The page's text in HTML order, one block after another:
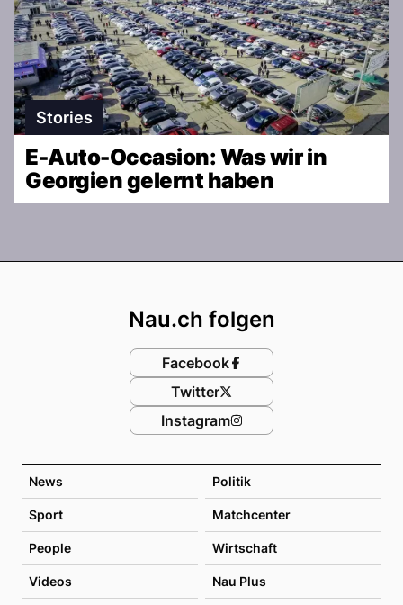
Stories
E-Auto-Occasion: Was wir in
Georgien gelernt haben
News Politik
Sport Matchcenter
People Wirtschaft
Videos Nau Plus
Nau.ch folgen
Facebook
Twitter
Instagram